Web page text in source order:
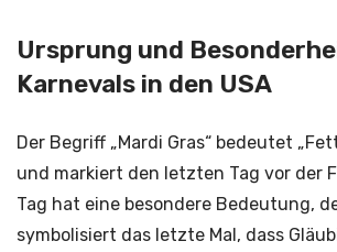
Ursprung und
Karnevals in den USA
Der Begriff „Mardi Gras“ bedeutet
und markiert den letzten Tag vor der
Tag hat eine besondere Bedeutung,
symbolisiert das letzte Mal, dass